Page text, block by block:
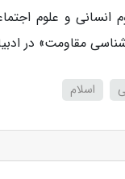
و علوم
مقاومت» در
اسلام